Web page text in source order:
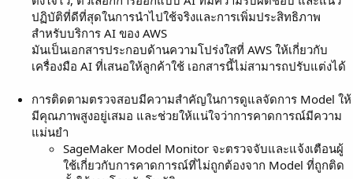
ปฏิบัติที่ดีที่สุดในการนำไปใช้จริงและการเพิ่มประสิทธิภาพ
สำหรับบริการ AI ของ AWS
มันเป็นเอกสารประกอบด้านความโปร่งใสที่ AWS ให้เกี่ยวกับ
เครื่องมือ AI ที่เสนอให้ลูกค้าใช้ เอกสารนี้ไม่สามารถปรับแต่งได้
การติดตามตรวจสอบมีความสำคัญในการดูแลจัดการ Model ให้
มีคุณภาพสูงอยู่เสมอ และช่วยให้แน่ใจว่าการคาดการณ์มีความ
แม่นยำ
SageMaker Model Monitor จะตรวจจับและแจ้งเตือนผู้
ใช้เกี่ยวกับการคาดการณ์ที่ไม่ถูกต้องจาก Model ที่ถูกติด